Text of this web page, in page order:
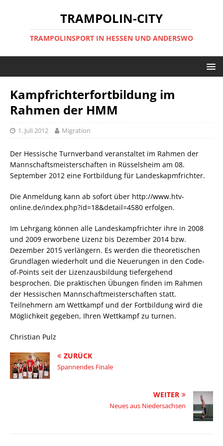
TRAMPOLIN-CITY
TRAMPOLINSPORT IN HESSEN UND ANDERSWO
Kampfrichterfortbildung im
Rahmen der HMM
1. Juli 2012 Migration
Der Hessische Turnverband veranstaltet im Rahmen der
Mannschaftsmeisterschaften in Rüsselsheim am 08.
September 2012 eine Fortbildung für Landeskapmfrichter.
Die Anmeldung kann ab sofort über http://www.htv-
online.de/index.php?id=18&detail=4580 erfolgen.
Im Lehrgang können alle Landeskampfrichter ihre in 2008
und 2009 erworbene Lizenz bis Dezember 2014 bzw.
Dezember 2015 verlängern. Es werden die theoretischen
Grundlagen wiederholt und die Neuerungen in den Code-
of-Points seit der Lizenzausbildung tiefergehend
besprochen. Die praktischen Übungen finden im Rahmen
der Hessischen Mannschaftmeisterschaften statt.
Teilnehmern am Wettkampf und der Fortbildung wird die
Möglichkeit gegeben, Ihren Wettkampf zu turnen.
Christian Pulz
ZURÜCK
Spannendes Finale
WEITER
Neues aus Niedersachsen